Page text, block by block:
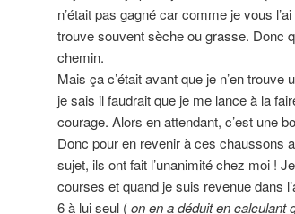
n’était pas gagné car comme je vous
trouve souvent sèche ou grasse. Donc
chemin.
Mais ça c’était avant que je n’en
je sais il faudrait que je me lance à la
courage. Alors en attendant, c’est une
Donc pour en revenir à ces chaussons
sujet, ils ont fait l’unanimité chez moi !
courses et quand je suis revenue dans
6 à lui seul (on en a déduit en calculant